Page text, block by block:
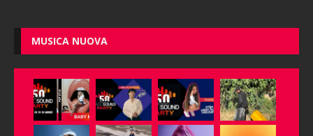
MUSICA NUOVA